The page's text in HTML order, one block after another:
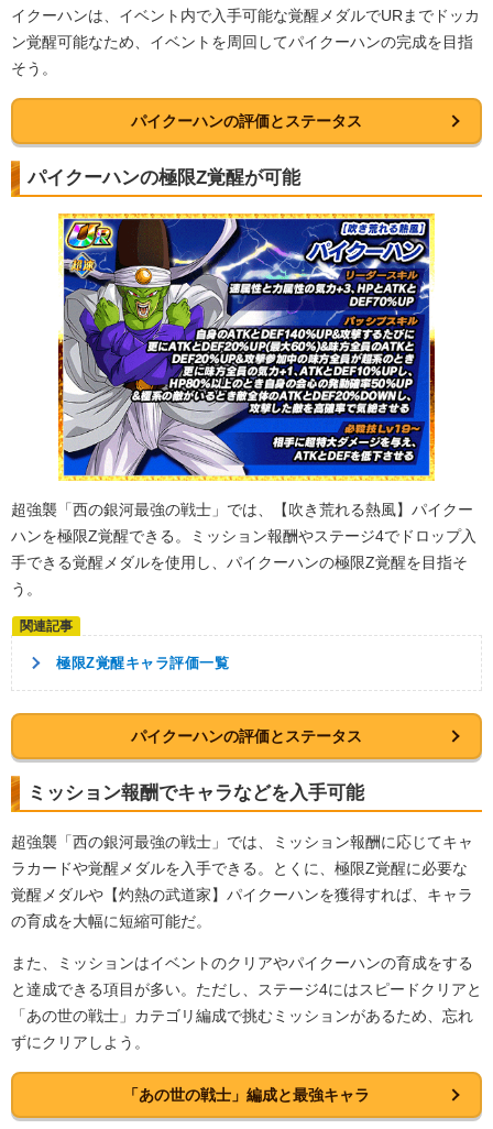
イクーハンは、イベント内で入手可能な覚醒メダルでURまでドッカ
ン覚醒可能なため、イベントを周回してパイクーハンの完成を目指
そう。
パイクーハンの評価とステータス
パイクーハンの極限Z覚醒が可能
超強襲「西の銀河最強の戦士」では、【吹き荒れる熱風】パイクー
ハンを極限Z覚醒できる。ミッション報酬やステージ4でドロップ入
手できる覚醒メダルを使用し、パイクーハンの極限Z覚醒を目指そ
う。
極限Z覚醒キャラ評価一覧
パイクーハンの評価とステータス
ミッション報酬でキャラなどを入手可能
超強襲「西の銀河最強の戦士」では、ミッション報酬に応じてキャ
ラカードや覚醒メダルを入手できる。とくに、極限Z覚醒に必要な
覚醒メダルや【灼熱の武道家】パイクーハンを獲得すれば、キャラ
の育成を大幅に短縮可能だ。
また、ミッションはイベントのクリアやパイクーハンの育成をする
と達成できる項目が多い。ただし、ステージ4にはスピードクリアと
「あの世の戦士」カテゴリ編成で挑むミッションがあるため、忘れ
ずにクリアしよう。
「あの世の戦士」編成と最強キャラ